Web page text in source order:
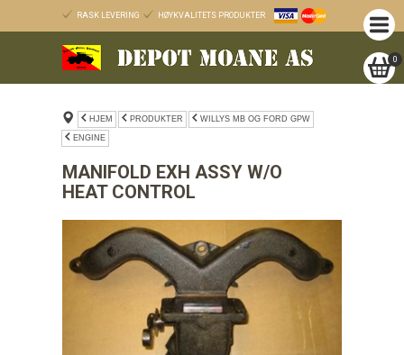
0
RASK LEVERING HØYKVALITETS PRODUKTER
HJEM PRODUKTER WILLYS MB OG FORD GPW
ENGINE
MANIFOLD EXH ASSY W/O
HEAT CONTROL